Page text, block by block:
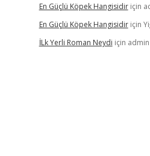
En Güçlü Köpek Hangisidiriçin
En Güçlü Köpek Hangisidiriçin
İLk Yerli Roman Neydi için admin